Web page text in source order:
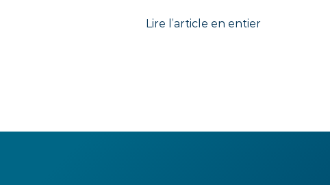
Lire l’article en entier